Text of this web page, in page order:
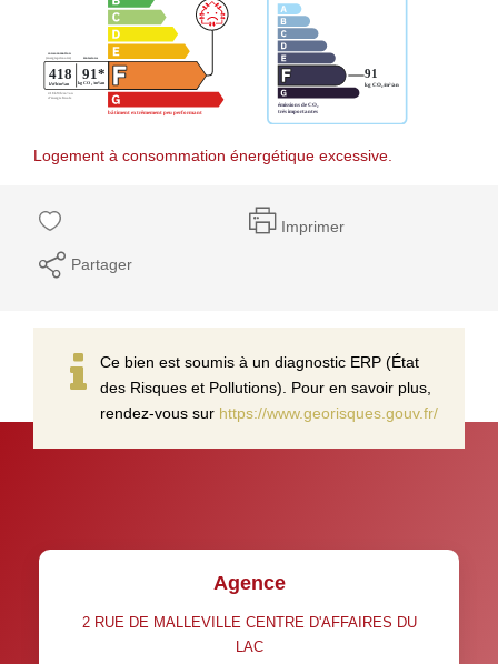
Logement à consommation énergétique excessive.
Imprimer
Partager
Ce bien est soumis à un diagnostic ERP (État
des Risques et Pollutions). Pour en savoir plus,
rendez-vous sur https://www.georisques.gouv.fr/
Agence
2 RUE DE MALLEVILLE CENTRE D'AFFAIRES DU
LAC